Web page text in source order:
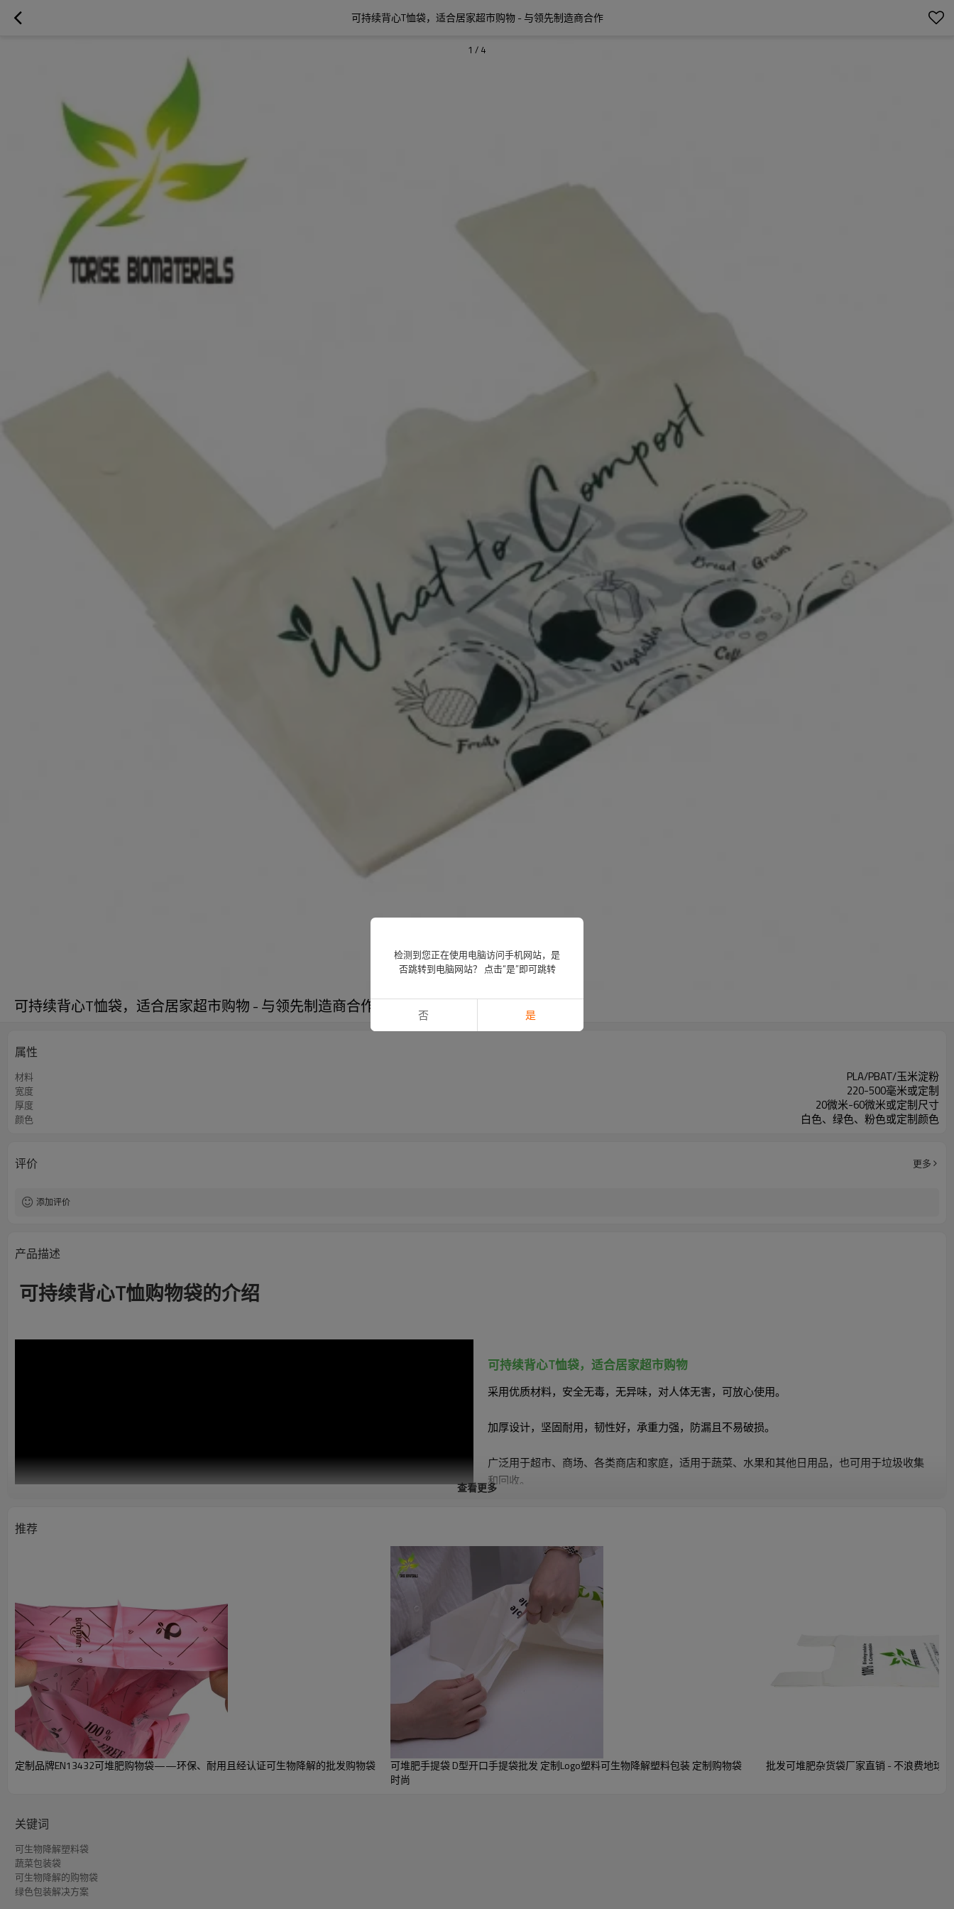
可持续背心T恤袋，适合居家超市购物 - 与领先制造商合作
1 / 4
可持续背心T恤袋，适合居家超市购物 - 与领先制造商合作
属性
材料 PLA/PBAT/玉米淀粉
宽度 220-500毫米或定制
厚度 20微米-60微米或定制尺寸
颜色 白色、绿色、粉色或定制颜色
评价 更多
添加评价
产品描述
可持续背心T恤购物袋的介绍
可持续背心T恤袋，适合居家超市购物
采用优质材料，安全无毒，无异味，对人体无害，可放心使用。
加厚设计，坚固耐用，韧性好，承重力强，防漏且不易破损。
广泛用于超市、商场、各类商店和家庭，适用于蔬菜、水果和其他日用品，也可用于垃圾收集
和回收。
√可堆肥。
√植物基。
环保。
产品详细参数
可持续性框架：
类型：
材料：
PLA/PBAT/玉米淀粉等。请告诉我们您的需求，我们会为您推荐合适的材料。
厚度：
设计印刷：
墨水类型：
查看更多
推荐
定制品牌EN13432可堆肥购物袋——环保、耐用且经认证可生物降解的批发购物袋
可堆肥手提袋 D型开口手提袋批发 定制Logo塑料可生物降解塑料包装 定制购物袋
时尚
批发可堆肥杂货袋厂家直销 - 不浪费地球
关键词
可生物降解塑料袋
蔬菜包装袋
可生物降解的购物袋
绿色包装解决方案
检测到您正在使用电脑访问手机网站，是
否跳转到电脑网站？ 点击“是”即可跳转
否 是